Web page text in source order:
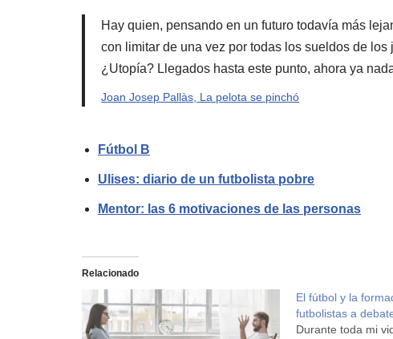
Hay quien, pensando en un futuro todavía más
con limitar de una vez por todas los sueldos de
¿Utopía? Llegados hasta este punto, ahora ya
Joan Josep Pallàs, La pelota se pinchó
Fútbol B
Ulises: diario de un futbolista pobre
Mentor: las 6 motivaciones de las personas
Relacionado
El fútbol y la
futbolistas a
Durante toda mi